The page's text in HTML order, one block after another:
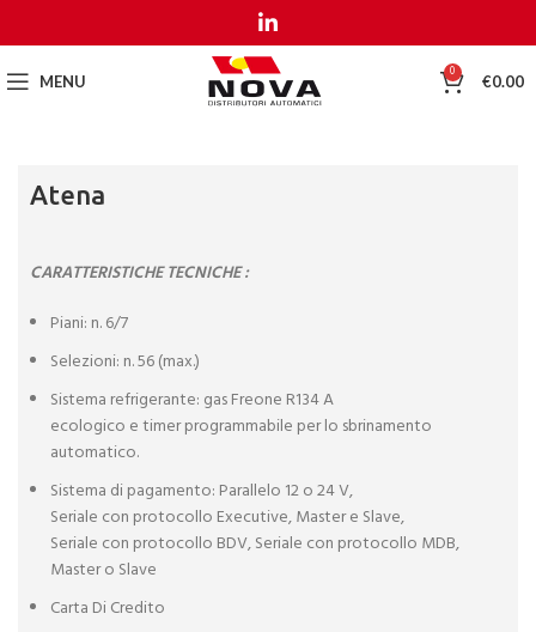
MENU 0 €0.00
Atena
CARATTERISTICHE TECNICHE :
Piani: n. 6/7
Selezioni: n. 56 (max.)
Sistema refrigerante: gas Freone R134 A
ecologico e timer programmabile per lo sbrinamento
automatico.
Sistema di pagamento: Parallelo 12 o 24 V,
Seriale con protocollo Executive, Master e Slave,
Seriale con protocollo BDV, Seriale con protocollo MDB,
Master o Slave
Carta Di Credito
MENU
MENU